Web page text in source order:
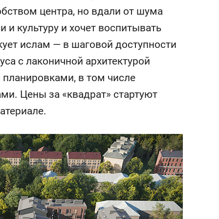
центра, но вдали от шума
культуру и хочет воспитывать
ислам — в шаговой доступности
с лаконичной архитектурой
в том числе
Цены за «квадрат» стартуют